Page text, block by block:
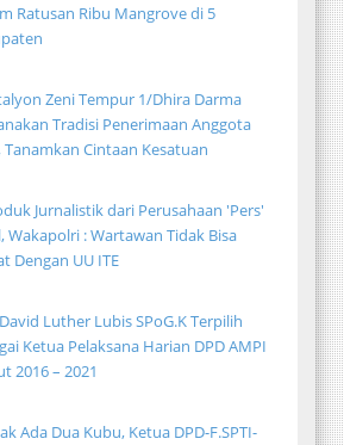
Ratusan Ribu Mangrove di 5
Zeni Tempur 1/Dhira Darma
Tradisi Penerimaan Anggota
Tanamkan Cintaan Kesatuan
Jurnalistik dari Perusahaan 'Pers'
Wakapolri : Wartawan Tidak Bisa
Dengan UU ITE
Luther Lubis SPoG.K Terpilih
Ketua Pelaksana Harian DPD AMPI
2016 – 2021
Ada Dua Kubu, Ketua DPD-F.SPTI-